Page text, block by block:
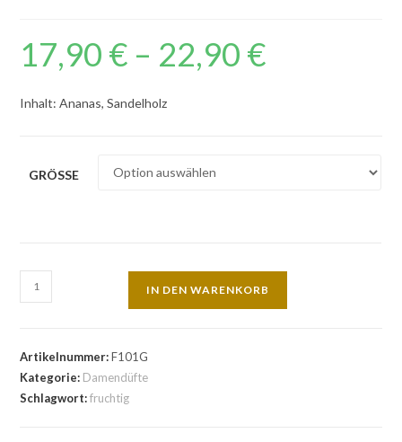
17,90 € – 22,90 €
Inhalt: Ananas, Sandelholz
GRÖSSE
IN DEN WARENKORB
Artikelnummer:F101G
Kategorie: Damendüfte
Schlagwort:fruchtig